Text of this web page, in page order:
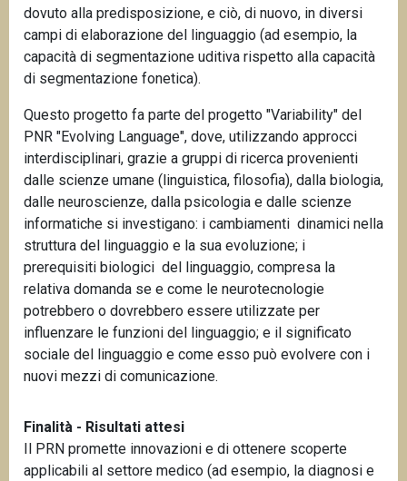
dovuto alla predisposizione, e ciò, di nuovo, in diversi
campi di elaborazione del linguaggio (ad esempio, la
capacità di segmentazione uditiva rispetto alla capacità
di segmentazione fonetica).
Questo progetto fa parte del progetto "Variability" del
PNR "Evolving Language", dove, utilizzando approcci
interdisciplinari, grazie a gruppi di ricerca provenienti
dalle scienze umane (linguistica, filosofia), dalla biologia,
dalle neuroscienze, dalla psicologia e dalle scienze
informatiche si investigano: i cambiamenti dinamici nella
struttura del linguaggio e la sua evoluzione; i
prerequisiti biologici del linguaggio, compresa la
relativa domanda se e come le neurotecnologie
potrebbero o dovrebbero essere utilizzate per
influenzare le funzioni del linguaggio; e il significato
sociale del linguaggio e come esso può evolvere con i
nuovi mezzi di comunicazione.
Finalità - Risultati attesi
Il PRN promette innovazioni e di ottenere scoperte
applicabili al settore medico (ad esempio, la diagnosi e